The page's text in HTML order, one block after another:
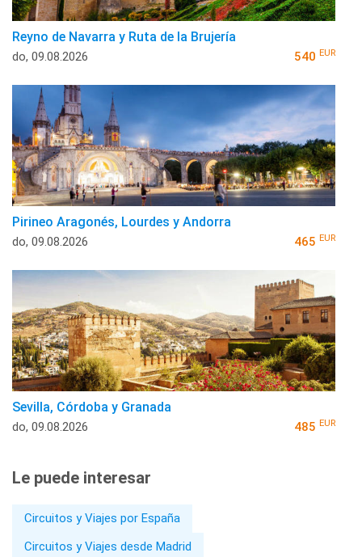
Reyno de Navarra y Ruta de la Brujería
do, 09.08.2026 540 EUR
Pirineo Aragonés, Lourdes y Andorra
do, 09.08.2026 465 EUR
Sevilla, Córdoba y Granada
do, 09.08.2026 485 EUR
Le puede interesar
Circuitos y Viajes por España
Circuitos y Viajes desde Madrid